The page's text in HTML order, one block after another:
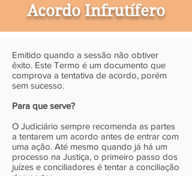
Acordo Infrutífero
Emitido quando a sessão não obtiver
êxito. Este Termo é um documento que
comprova a tentativa de acordo, porém
sem sucesso.
Para que serve?
O Judiciário sempre recomenda as partes
a tentarem um acordo antes de entrar com
uma ação. Até mesmo quando já há um
processo na Justiça, o primeiro passo dos
juízes e conciliadores é tentar a conciliação